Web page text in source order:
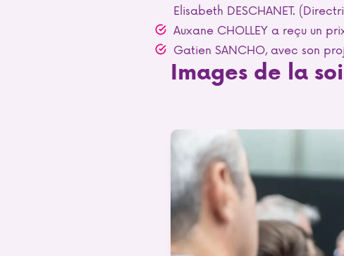
Elisabeth DESCHANET.
Auxane CHOLLEY a reçu un
Gatien SANCHO, avec son
Images de la